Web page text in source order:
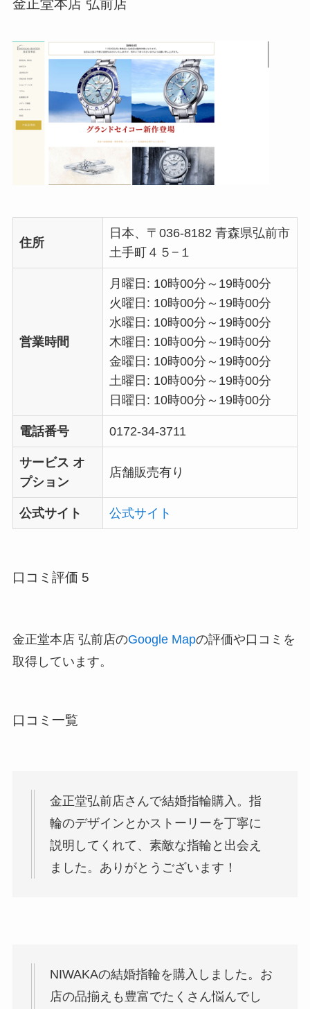
金正堂本店 弘前店
住所
日本、〒036-8182 青森県弘前市
土手町４５−１
営業時間
月曜日: 10時00分～19時00分
火曜日: 10時00分～19時00分
水曜日: 10時00分～19時00分
木曜日: 10時00分～19時00分
金曜日: 10時00分～19時00分
土曜日: 10時00分～19時00分
日曜日: 10時00分～19時00分
電話番号 0172-34-3711
サービス オ
プション
店舗販売有り
公式サイト 公式サイト
口コミ評価 5
金正堂本店 弘前店のGoogle Mapの評価や口コミを
取得しています。
口コミ一覧
金正堂弘前店さんで結婚指輪購入。指
輪のデザインとかストーリーを丁寧に
説明してくれて、素敵な指輪と出会え
ました。ありがとうございます！
NIWAKAの結婚指輪を購入しました。お
店の品揃えも豊富でたくさん悩んでし